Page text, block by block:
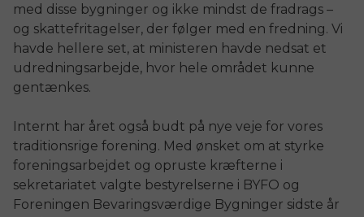
med disse bygninger og ikke mindst de fradrags –
og skattefritagelser, der følger med en fredning. Vi
havde hellere set, at ministeren havde nedsat et
udredningsarbejde, hvor hele området kunne
gentænkes.
Internt har året også budt på nye veje for vores
traditionsrige forening. Med ønsket om at styrke
foreningsarbejdet og opruste kræfterne i
sekretariatet valgte bestyrelserne i BYFO og
Foreningen Bevaringsværdige Bygninger sidste år